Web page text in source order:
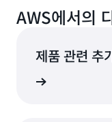
AWS에서의
제품 관련 추